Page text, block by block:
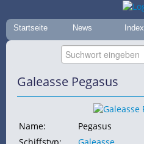
Startseite News Index
Galeasse Pegasus
Name:
Pegasus